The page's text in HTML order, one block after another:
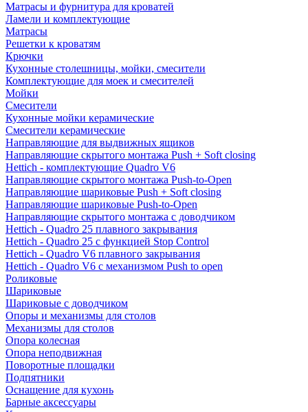
Матрасы и фурнитура для кроватей
Ламели и комплектующие
Матрасы
Решетки к кроватям
Крючки
Кухонные столешницы, мойки, смесители
Комплектующие для моек и смесителей
Мойки
Смесители
Кухонные мойки керамические
Смесители керамические
Направляющие для выдвижных ящиков
Направляющие скрытого монтажа Push + Soft closing
Hettich - комплектующие Quadro V6
Направляющие скрытого монтажа Push-to-Open
Направляющие шариковые Push + Soft closing
Направляющие шариковые Push-to-Open
Направляющие скрытого монтажа с доводчиком
Hettich - Quadro 25 плавного закрывания
Hettich - Quadro 25 с функцией Stop Control
Hettich - Quadro V6 плавного закрывания
Hettich - Quadro V6 с механизмом Push to open
Роликовые
Шариковые
Шариковые с доводчиком
Опоры и механизмы для столов
Механизмы для столов
Опора колесная
Опора неподвижная
Поворотные площадки
Подпятники
Оснащение для кухонь
Барные аксессуары